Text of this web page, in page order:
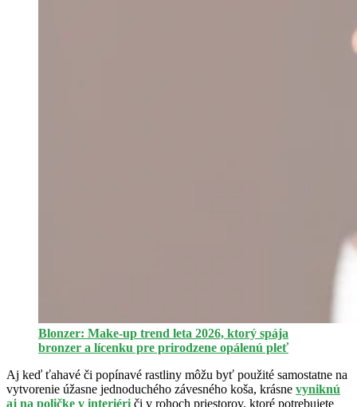
Blonzer: Make-up trend leta 2026, ktorý spája
bronzer a lícenku pre prirodzene opálenú pleť
Aj keď ťahavé či popínavé rastliny môžu byť použité samostatne na
vytvorenie úžasne jednoduchého závesného koša, krásne vyniknú
aj na poličke v interiériči v rohoch priestorov, ktoré potrebujete